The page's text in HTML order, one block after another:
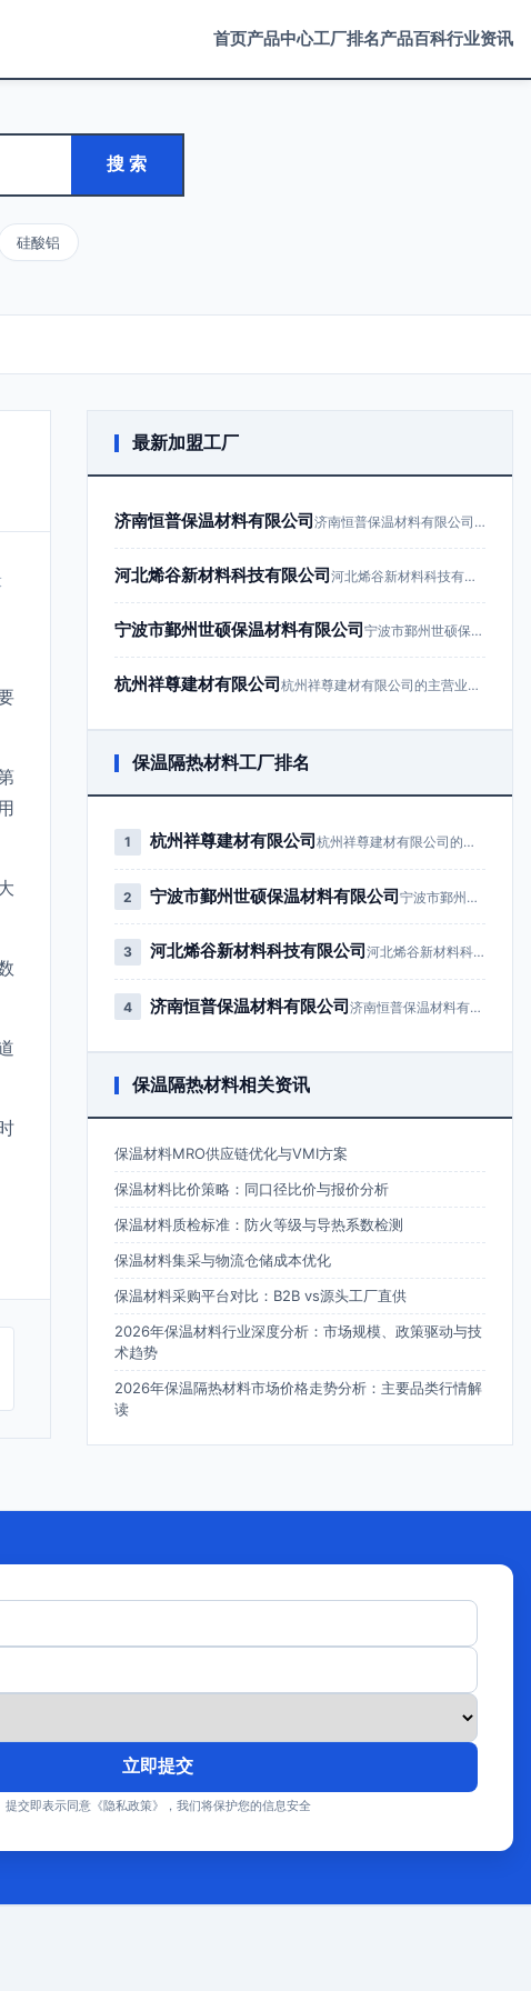
首页产品中心工厂排名产品百科行业资讯
搜 索
硅酸铝
最新加盟工厂
济南恒普保温材料有限公司 济南恒普保温材料有限公司成立于201…
河北烯谷新材料科技有限公司 河北烯谷新材料科技有限公司成立于20…
宁波市鄞州世硕保温材料有限公司 宁波市鄞州世硕保温材料有限公司成立于…
杭州祥尊建材有限公司 杭州祥尊建材有限公司的主营业务为建筑…
保温隔热材料工厂排名
1 杭州祥尊建材有限公司 杭州祥尊建材有限公司的主营业务为…
2 宁波市鄞州世硕保温材料有限公司 宁波市鄞州世硕保温材料有限公司成…
3 河北烯谷新材料科技有限公司 河北烯谷新材料科技有限公司成立于…
4 济南恒普保温材料有限公司 济南恒普保温材料有限公司成立于2…
保温隔热材料相关资讯
保温材料MRO供应链优化与VMI方案
保温材料比价策略：同口径比价与报价分析
保温材料质检标准：防火等级与导热系数检测
保温材料集采与物流仓储成本优化
保温材料采购平台对比：B2B vs源头工厂直供
2026年保温材料行业深度分析：市场规模、政策驱动与技
术趋势
2026年保温隔热材料市场价格走势分析：主要品类行情解
读
立即提交
提交即表示同意《隐私政策》，我们将保护您的信息安全